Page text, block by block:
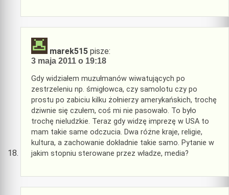
marek515 pisze:
3 maja 2011 o 19:18
Gdy widziałem muzułmanów wiwatujących po
zestrzeleniu np. śmigłowca, czy samolotu czy po
prostu po zabiciu kilku żołnierzy amerykańskich, trochę
dziwnie się czułem, coś mi nie pasowało. To było
trochę nieludzkie. Teraz gdy widzę imprezę w USA to
mam takie same odczucia. Dwa różne kraje, religie,
kultura, a zachowanie dokładnie takie samo. Pytanie w
jakim stopniu sterowane przez władze, media?